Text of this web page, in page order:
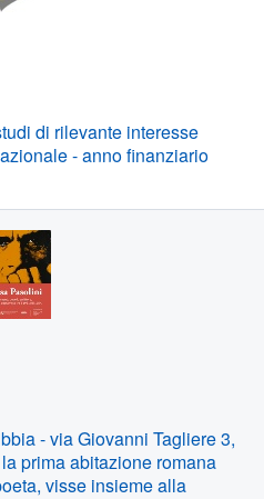
di rilevante interesse
- anno finanziario
- via Giovanni Tagliere 3,
prima abitazione romana
visse insieme alla